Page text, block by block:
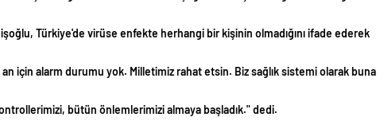
Türkiye'de virüse enfekte herhangi bir kişinin olmadığını ifade ederek
an için alarm durumu yok. Milletimiz rahat etsin. Biz sağlık sistemi olarak buna
kontrollerimizi, bütün önlemlerimizi almaya başladık." dedi.